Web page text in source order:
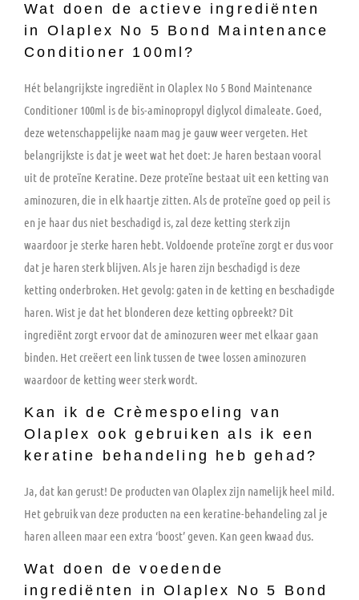
Wat doen de actieve ingrediënten
in Olaplex No 5 Bond Maintenance
Conditioner 100ml?
Hét belangrijkste ingrediënt in Olaplex No 5 Bond Maintenance
Conditioner 100ml is de bis-aminopropyl diglycol dimaleate. Goed,
deze wetenschappelijke naam mag je gauw weer vergeten. Het
belangrijkste is dat je weet wat het doet: Je haren bestaan vooral
uit de proteïne Keratine. Deze proteïne bestaat uit een ketting van
aminozuren, die in elk haartje zitten. Als de proteïne goed op peil is
en je haar dus niet beschadigd is, zal deze ketting sterk zijn
waardoor je sterke haren hebt. Voldoende proteïne zorgt er dus voor
dat je haren sterk blijven. Als je haren zijn beschadigd is deze
ketting onderbroken. Het gevolg: gaten in de ketting en beschadigde
haren. Wist je dat het blonderen deze ketting opbreekt? Dit
ingrediënt zorgt ervoor dat de aminozuren weer met elkaar gaan
binden. Het creëert een link tussen de twee lossen aminozuren
waardoor de ketting weer sterk wordt.
Kan ik de Crèmespoeling van
Olaplex ook gebruiken als ik een
keratine behandeling heb gehad?
Ja, dat kan gerust! De producten van Olaplex zijn namelijk heel mild.
Het gebruik van deze producten na een keratine-behandeling zal je
haren alleen maar een extra ‘boost’ geven. Kan geen kwaad dus.
Wat doen de voedende
ingrediënten in Olaplex No 5 Bond